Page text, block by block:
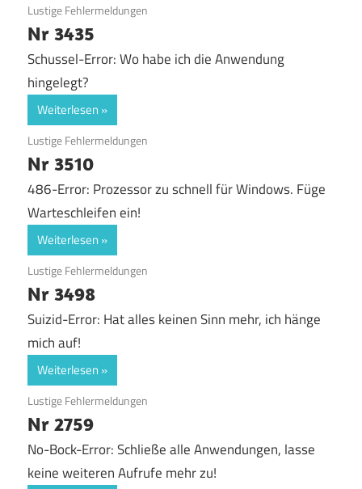
12. September 2018
Lustige Fehlermeldungen
Nr 3435
Schussel-Error: Wo habe ich die Anwendung
hingelegt?
Weiterlesen
12. September 2018
Lustige Fehlermeldungen
Nr 3510
486-Error: Prozessor zu schnell für Windows. Füge
Warteschleifen ein!
Weiterlesen
12. September 2017
Lustige Fehlermeldungen
Nr 3498
Suizid-Error: Hat alles keinen Sinn mehr, ich hänge
mich auf!
Weiterlesen
31. August 2017
Lustige Fehlermeldungen
Nr 2759
No-Bock-Error: Schließe alle Anwendungen, lasse
keine weiteren Aufrufe mehr zu!